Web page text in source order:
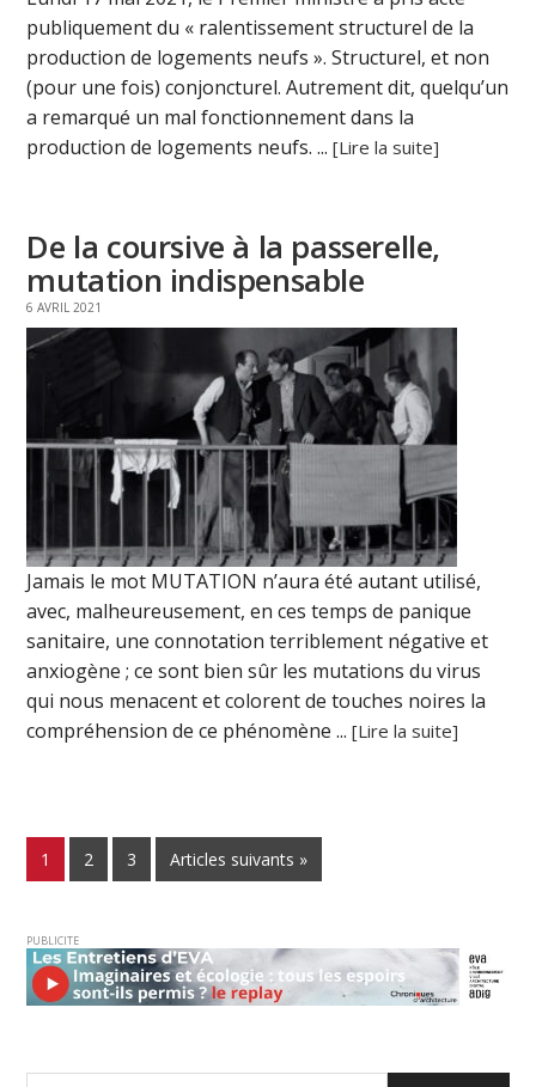
publiquement du « ralentissement structurel de la
production de logements neufs ». Structurel, et non
(pour une fois) conjoncturel. Autrement dit, quelqu’un
a remarqué un mal fonctionnement dans la
production de logements neufs. ...[Lire la suite]
De la coursive à la passerelle,
mutation indispensable
6 AVRIL 2021
Jamais le mot MUTATION n’aura été autant utilisé,
avec, malheureusement, en ces temps de panique
sanitaire, une connotation terriblement négative et
anxiogène ; ce sont bien sûr les mutations du virus
qui nous menacent et colorent de touches noires la
compréhension de ce phénomène ...[Lire la suite]
1 2 3 Articles suivants »
PUBLICITE